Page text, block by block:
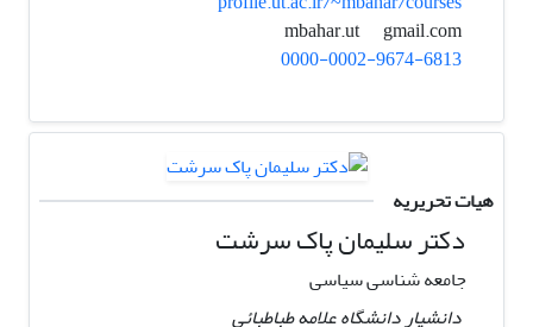
gmail.com
0000-0002-9674-6813
هیات تحریریه
دکتر سلیمان پاک سرشت
جامعه شناسی سیاسی
دانشیار دانشگاه علامه طباطبائی